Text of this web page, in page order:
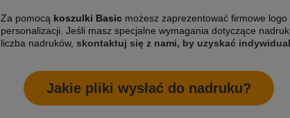
Za pomocą koszulki Basic możesz zaprezentować firmowe
personalizacji. Jeśli masz specjalne wymagania dotyczące
liczba nadruków, skontaktuj się z nami, by uzyskać
Jakie pliki wysłać do nadruku?